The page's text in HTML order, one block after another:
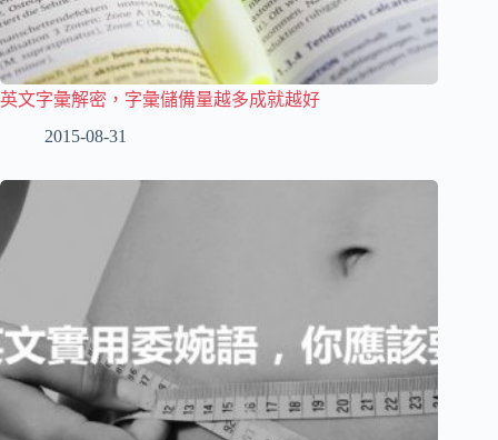
英文字彙解密，字彙儲備量越多成就越好
2015-08-31